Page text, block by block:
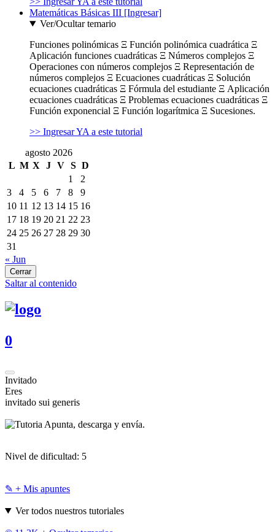
Matemáticas Básicas III [Ingresar]
Ver/Ocultar temario
Funciones polinómicas Ξ Función polinómica cuadrática Ξ
Aplicación funciones cuadráticas Ξ Números complejos Ξ
Operaciones con números complejos Ξ Representación de
números complejos Ξ Ecuaciones cuadráticas Ξ Solución
ecuaciones cuadráticas Ξ Fórmula del estudiante Ξ Aplicación
ecuaciones cuadráticas Ξ Problemas ecuaciones cuadráticas Ξ
Función exponencial Ξ Función logarítmica Ξ Sucesiones.
>> Ingresar YA a este tutorial
agosto 2026
L M X J V S D
1
2
3
4 5 6 7 8
9
10 11 12 13 14 15 16
17 18 19 20 21 22 23
24 25 26 27 28 29 30
31
« Jun
Cerrar
Saltar al contenido
0
Invitado
Eres
invitado sui generis
Apunta, descarga y envía.
Nivel de dificultad: 5
✎ + Mis apuntes
Ver todos nuestros tutoriales